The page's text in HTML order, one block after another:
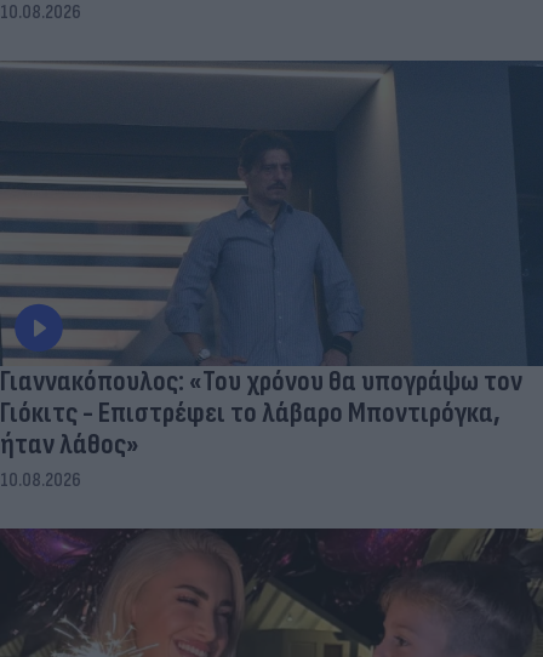
10.08.2026
Γιαννακόπουλος: «Του χρόνου θα υπογράψω τον
Γιόκιτς - Επιστρέφει το λάβαρο Μποντιρόγκα,
ήταν λάθος»
10.08.2026